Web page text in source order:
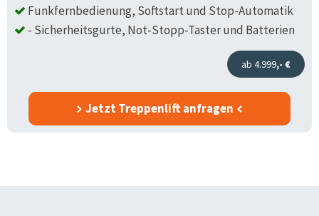
Funkfernbedienung, Softstart und Stop-Automatik
- Sicherheitsgurte, Not-Stopp-Taster und Batterien
ab 4.999,- €
Jetzt Treppenlift anfragen